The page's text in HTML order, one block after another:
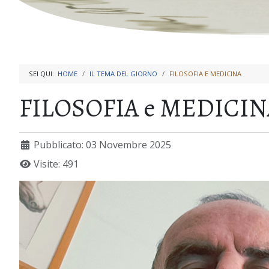
SEI QUI: HOME IL TEMA DEL GIORNO FILOSOFIA E MEDICINA
FILOSOFIA e
Pubblicato: 03 Novembre 2025
Visite: 491